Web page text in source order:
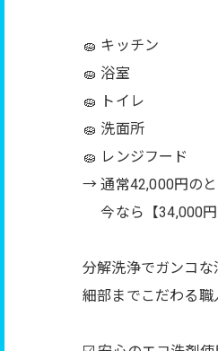
🧽 キッチン
🧽 浴室
🧽 トイレ
🧽 洗面所
🧽 レンジフード
→ 通常42,000円の
今なら【34,000円
分解洗浄でガンコな
細部までこだわる職